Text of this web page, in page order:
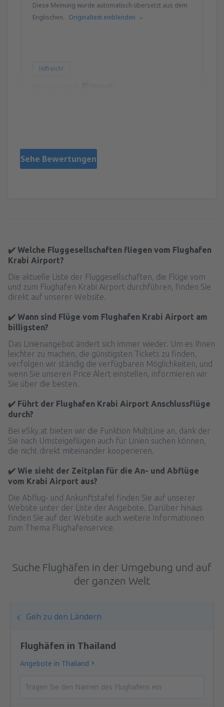
Diese Meinung wurde automatisch übersetzt aus dem
Englischen. Originaltext einblenden
Hilfreich!
Sehe Bewertungen
✔️ Welche Fluggesellschaften fliegen vom Flughafen
Krabi Airport?
Die aktuelle Liste der Fluggesellschaften, die Flüge vom
und zum Flughafen Krabi Airport durchführen, finden Sie
direkt auf unserer Website.
✔️ Wann sind Flüge vom Flughafen Krabi Airport am
billigsten?
Das Linienangebot ändert sich immer wieder. Um es Ihnen
leichter zu machen, die günstigsten Tickets zu finden,
verfolgen wir ständig die verfügbaren Möglichkeiten, und
wenn Sie unseren Price Alert einstellen, informieren wir
Sie über die besten.
✔️ Führt der Flughafen Krabi Airport Anschlussflüge
durch?
Bei eSky.at bieten wir die Funktion MultiLine an, dank der
Sie nach Umsteigeflügen auch für Linien suchen können,
die nicht direkt miteinander kooperieren.
✔️ Wie sieht der Zeitplan für die An- und Abflüge
vom Krabi Airport aus?
Die Abflug- und Ankunftstafel finden Sie auf unserer
Website unter der Liste der Angebote. Darüber hinaus
finden Sie auf der Website auch weitere Informationen
zum Thema Flughafenservice.
Suche Flughäfen in der Umgebung und auf
der ganzen Welt
Geh zu den Ländern
Flughäfen in Thailand
Angebote in Thailand